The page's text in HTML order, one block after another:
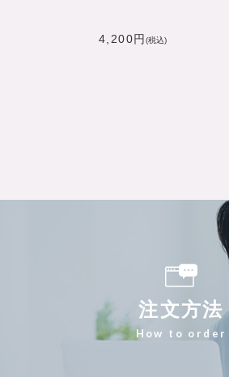
4,200円(税込)
注文方法